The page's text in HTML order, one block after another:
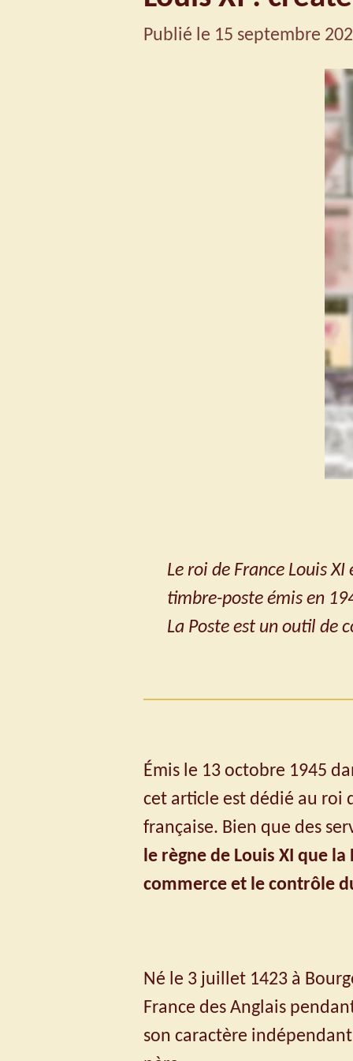
Publié le 15 septembre
Le roi de France Louis
timbre-poste émis en
La Poste est un outil de
Émis le 13 octobre 1945
cet article est dédié au roi
française. Bien que des
le règne de Louis XI que
commerce et le contrôle
Né le 3 juillet 1423 à
France des Anglais
son caractère